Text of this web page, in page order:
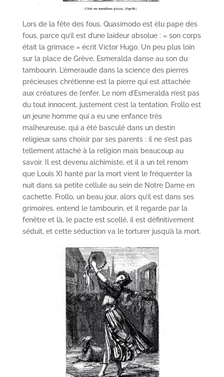
Lors de la fête des fous, Quasimodo est élu pape des
fous, parce qu’il est d’une laideur absolue : « son corps
était la grimace » écrit Victor Hugo. Un peu plus loin
sur la place de Grève, Esmeralda danse au son du
tambourin. L’émeraude dans la science des pierres
précieuses chrétienne est la pierre qui est attachée
aux créatures de l’enfer. Le nom d’Esmeralda n’est pas
du tout innocent, justement c’est la tentation. Frollo est
un jeune homme qui a eu une enfance très
malheureuse, qui a été basculé dans un destin
religieux sans choisir par ses parents : il ne s’est pas
tellement attaché à la religion mais beaucoup au
savoir. Il est devenu alchimiste, et il a un tel renom
que Louis XI hanté par la mort vient le fréquenter la
nuit dans sa petite cellule au sein de Notre Dame en
cachette. Frollo, un beau jour, alors qu’il est dans ses
grimoires, entend le tambourin, et il regarde par la
fenêtre et là, le pacte est scellé, il est définitivement
séduit, et cette séduction va le torturer jusqu’à la mort.